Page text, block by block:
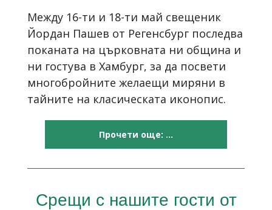
Между 16-ти и 18-ти май свещеник
Йордан Пашев от Регенсбург последва
поканата на църковната ни община и
ни гостува в Хамбург, за да посвети
многобройните желаещи миряни в
тайните на класическата иконопис.
Прочети още: ...
Срещи с нашите гости от